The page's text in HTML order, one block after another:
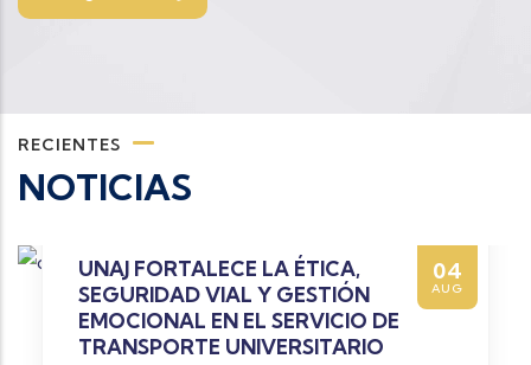
RECIENTES
NOTICIAS
UNAJ FORTALECE LAS
CAPACIDADES DE SU PERSONAL EN
GESTIÓN DE RESIDUOS SÓLIDOS Y
SEGURIDAD Y SALUD EN EL TRABAJO